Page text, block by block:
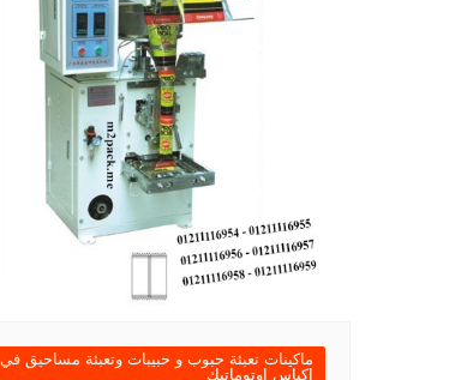
ماكينات تعبئة حبوب و حبيبات وتعبئة مساحيق في
اكياس اوتوماتيك